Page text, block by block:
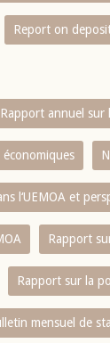
Report on
Rapport annuel sur
économiques
l‘UEMOA et
Rapport
Rapport sur la
mensuel de